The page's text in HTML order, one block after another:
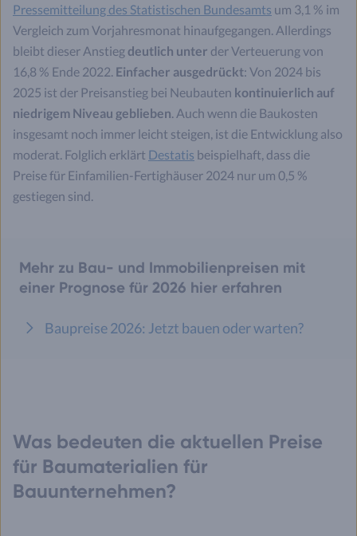
Pressemitteilung des Statistischen Bundesamts um 3,1 % im
Vergleich zum Vorjahresmonat hinaufgegangen. Allerdings
bleibt dieser Anstieg deutlich unter der Verteuerung von
16,8 % Ende 2022. Einfacher ausgedrückt: Von 2024 bis
2025 ist der Preisanstieg bei Neubauten kontinuierlich auf
niedrigem Niveau geblieben. Auch wenn die Baukosten
insgesamt noch immer leicht steigen, ist die Entwicklung also
moderat. Folglich erklärt Destatis beispielhaft, dass die
Preise für Einfamilien-Fertighäuser 2024 nur um 0,5 %
gestiegen sind.
Mehr zu Bau- und Immobilienpreisen mit
einer Prognose für 2026 hier erfahren
Baupreise 2026: Jetzt bauen oder warten?
Was bedeuten die aktuellen Preise
für Baumaterialien für
Bauunternehmen?